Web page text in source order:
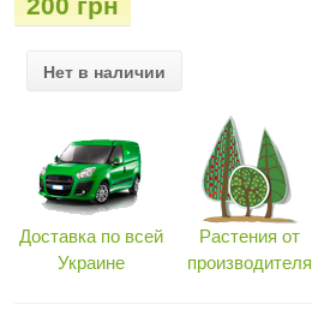
Нет в наличии
Доставка по всей
Украине
Растения от
производителя